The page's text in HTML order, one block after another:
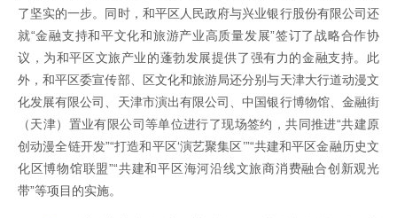
了坚实的一步。同时，和平区人民政府与兴业银行股份有限公司还
就“金融支持和平文化和旅游产业高质量发展”签订了战略合作协
议，为和平区文旅产业的蓬勃发展提供了强有力的金融支持。此
外，和平区委宣传部、区文化和旅游局还分别与天津大行道动漫文
化发展有限公司、天津市演出有限公司、中国银行博物馆、金融街
（天津）置业有限公司等单位进行了现场签约，共同推进“共建原
创动漫全链开发”“打造和平区‘演艺聚集区’”“共建和平区金融历史文
化区博物馆联盟”“共建和平区海河沿线文旅商消费融合创新观光
带”等项目的实施。